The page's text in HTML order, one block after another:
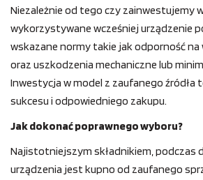
Niezależnie od tego czy zainwestujemy
wykorzystywane wcześniej urządzenie
wskazane normy takie jak odporność
oraz uszkodzenia mechaniczne lub
Inwestycja w model z zaufanego źródła
sukcesu i odpowiedniego zakupu.
Jak dokonać poprawnego wyboru?
Najistotniejszym składnikiem, podczas
urządzenia jest kupno od zaufanego